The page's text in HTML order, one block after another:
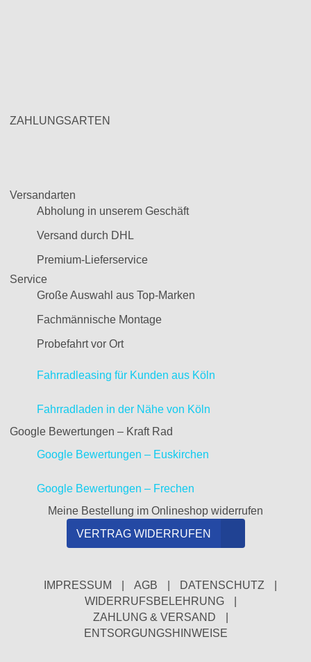
ZAHLUNGSARTEN
Versandarten
Abholung in unserem Geschäft
Versand durch DHL
Premium-Lieferservice
Service
Große Auswahl aus Top-Marken
Fachmännische Montage
Probefahrt vor Ort
Fahrradleasing für Kunden aus Köln
Fahrradladen in der Nähe von Köln
Google Bewertungen – Kraft Rad
Google Bewertungen – Euskirchen
Google Bewertungen – Frechen
Meine Bestellung im Onlineshop widerrufen
VERTRAG WIDERRUFEN
IMPRESSUM AGB DATENSCHUTZ
WIDERRUFSBELEHRUNG
ZAHLUNG & VERSAND
ENTSORGUNGSHINWEISE